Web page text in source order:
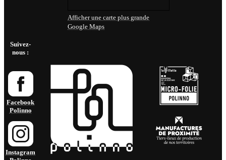
Afficher une carte plus grande
Google Maps
Suivez-
nous :
Facebook
Polinno
Instagram